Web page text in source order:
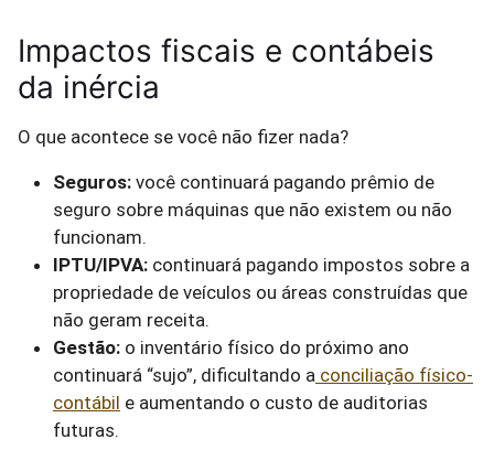
Impactos fiscais e contábeis
da inércia
O que acontece se você não fizer nada?
Seguros: você continuará pagando prêmio de
seguro sobre máquinas que não existem ou não
funcionam.
IPTU/IPVA: continuará pagando impostos sobre a
propriedade de veículos ou áreas construídas que
não geram receita.
Gestão: o inventário físico do próximo ano
continuará “sujo”, dificultando a conciliação físico-
contábil e aumentando o custo de auditorias
futuras.